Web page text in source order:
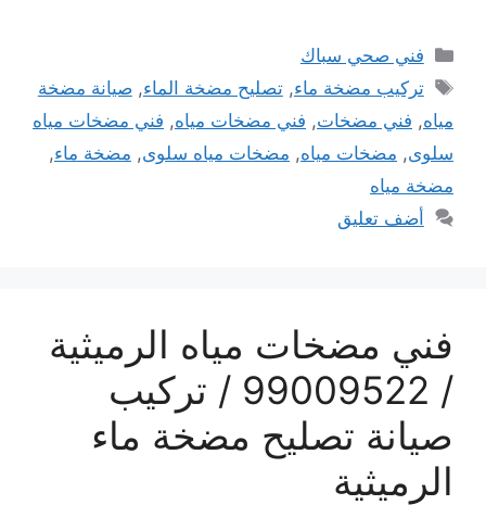
التصنيفات
فني صحي سباك
الوسوم
تركيب مضخة ماء,تصليح مضخة الماء,صيانة مضخة
مياه, فني مضخات, فني مضخات مياه, فني مضخات مياه
سلوى, مضخات مياه, مضخات مياه سلوى, مضخة ماء,
مضخة مياه
أضف تعليق
فني مضخات مياه الرميثية
/ 99009522 / تركيب
صيانة تصليح مضخة ماء
الرميثية